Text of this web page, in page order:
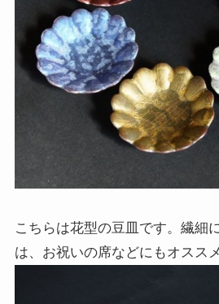
こちらは花型の豆皿です。繊細
は、お祝いの席などにもオスス